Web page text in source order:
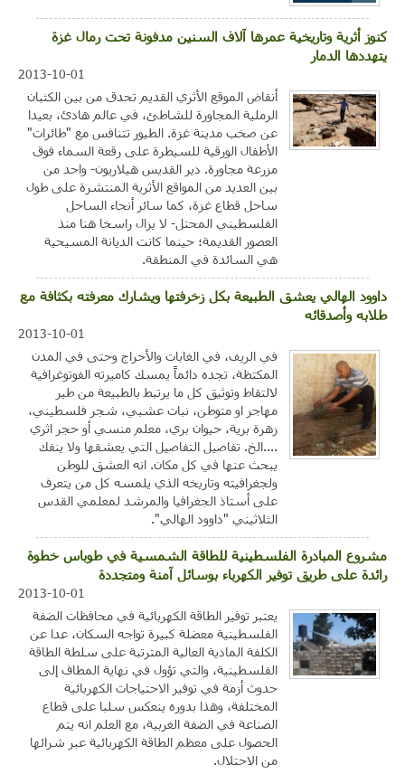
كنوز أثرية وتاريخية عمرها آلاف السنين مدفونة تحت رمال غزة
يتهددها الدمار
2013-10-01
أنقاض الموقع الأثري القديم تحدق من بين الكثبان
الرملية المجاورة للشاطئ، في عالم هادئ، بعيدا
عن صخب مدينة غزة. الطيور تتنافس مع "طائرات"
الأطفال الورقية للسيطرة على رقعة السماء فوق
مزرعة مجاورة. دير القديس هيلاريون- واحد من
بين العديد من المواقع الأثرية المنتشرة على طول
ساحل قطاع غزة، كما سائر أنحاء الساحل
الفلسطيني المحتل- لا يزال راسخا هنا منذ
العصور القديمة؛ حينما كانت الديانة المسيحية
هي السائدة في المنطقة.
داوود الهالي يعشق الطبيعة بكل زخرفتها ويشارك معرفته بكثافة مع
طلابه وأصدقائه
2013-10-01
في الريف، في الغابات والأحراج وحتى في المدن
المكتظة، تجده دائماً يمسك كاميرته الفوتوغرافية
لالتقاط وتوثيق كل ما يرتبط بالطبيعة من طير
مهاجر او متوطن، نبات عشبي، شجر فلسطيني،
زهرة برية، حيوان بري، معلم منسي أو حجر اثري
....الخ. تفاصيل التفاصيل التي يعشقها ولا ينفك
يبحث عنها في كل مكان. انه العشق للوطن
ولجغرافيته وتاريخه الذي يلمسه كل من يتعرف
على أستاذ الجغرافيا والمرشد لمعلمي القدس
الثلاثيني "داوود الهالي".
مشروع المبادرة الفلسطينية للطاقة الشمسية في طوباس خطوة
رائدة على طريق توفير الكهرباء بوسائل آمنة ومتجددة
2013-10-01
يعتبر توفير الطاقة الكهربائية في محافظات الضفة
الفلسطينية معضلة كبيرة تواجه السكان، عدا عن
الكلفة المادية العالية المترتبة على سلطة الطاقة
الفلسطينية، والتي تؤول في نهاية المطاف إلى
حدوث أزمة في توفير الاحتياجات الكهربائية
المختلفة، وهذا بدوره ينعكس سلبا على قطاع
الصناعة في الضفة الغربية، مع العلم انه يتم
الحصول على معظم الطاقة الكهربائية عبر شرائها
من الاحتلال.